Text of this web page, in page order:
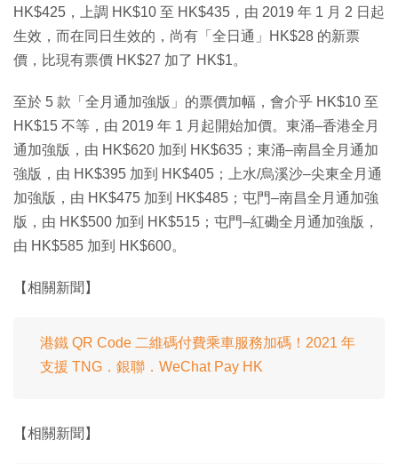
HK$425，上調 HK$10 至 HK$435，由 2019 年 1 月 2 日起
生效，而在同日生效的，尚有「全日通」HK$28 的新票
價，比現有票價 HK$27 加了 HK$1。
至於 5 款「全月通加強版」的票價加幅，會介乎 HK$10 至
HK$15 不等，由 2019 年 1 月起開始加價。東涌–香港全月
通加強版，由 HK$620 加到 HK$635；東涌–南昌全月通加
強版，由 HK$395 加到 HK$405；上水/烏溪沙–尖東全月通
加強版，由 HK$475 加到 HK$485；屯門–南昌全月通加強
版，由 HK$500 加到 HK$515；屯門–紅磡全月通加強版，
由 HK$585 加到 HK$600。
【相關新聞】
港鐵 QR Code 二維碼付費乘車服務加碼！2021 年
支援 TNG．銀聯．WeChat Pay HK
【相關新聞】